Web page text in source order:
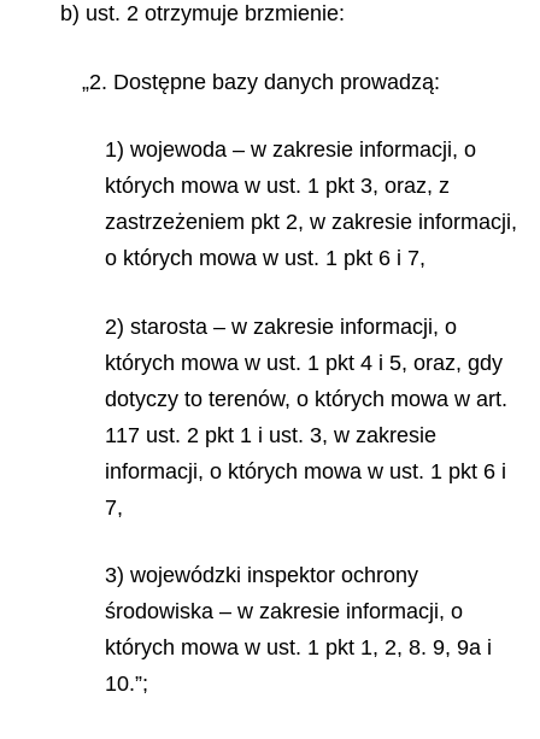
b) ust. 2 otrzymuje brzmienie:
„2. Dostępne bazy danych prowadzą:
1) wojewoda – w zakresie informacji, o
których mowa w ust. 1 pkt 3, oraz, z
zastrzeżeniem pkt 2, w zakresie informacji,
o których mowa w ust. 1 pkt 6 i 7,
2) starosta – w zakresie informacji, o
których mowa w ust. 1 pkt 4 i 5, oraz, gdy
dotyczy to terenów, o których mowa w art.
117 ust. 2 pkt 1 i ust. 3, w zakresie
informacji, o których mowa w ust. 1 pkt 6 i
7,
3) wojewódzki inspektor ochrony
środowiska – w zakresie informacji, o
których mowa w ust. 1 pkt 1, 2, 8. 9, 9a i
10.”;